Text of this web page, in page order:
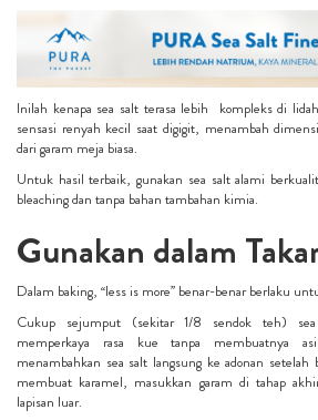
Inilah kenapa sea salt terasa lebih kompleks di
sensasi renyah kecil saat digigit, menambah
dari garam meja biasa.
Untuk hasil terbaik, gunakan sea salt alami
bleaching dan tanpa bahan tambahan kimia.
Gunakan dalam
Dalam baking, “less is more” benar-benar berlaku
Cukup sejumput (sekitar 1/8 sendok teh)
memperkaya rasa kue tanpa membuatnya
menambahkan sea salt langsung ke adonan
membuat karamel, masukkan garam di tahap
lapisan luar.